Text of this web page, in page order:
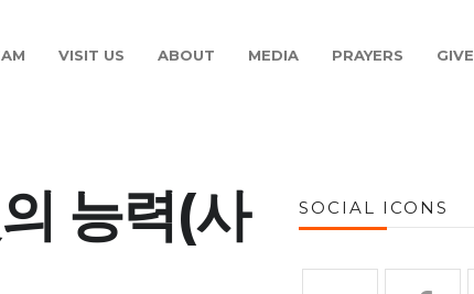
VISIT US ABOUT MEDIA PRAYERS GIVE
능력(사
SOCIAL ICONS